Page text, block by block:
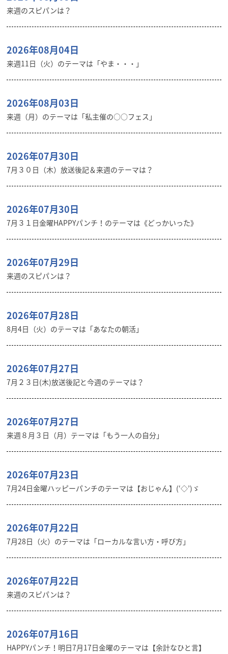
来週のスピパンは？
2026年08月04日
来週11日（火）のテーマは「やま・・・」
2026年08月03日
来週（月）のテーマは「私主催の○○フェス」
2026年07月30日
7月３０日（木）放送後記＆来週のテーマは？
2026年07月30日
7月３１日金曜HAPPYパンチ！のテーマは《どっかいった》
2026年07月29日
来週のスピパンは？
2026年07月28日
8月4日（火）のテーマは「あなたの朝活」
2026年07月27日
7月２３日(木)放送後記と今週のテーマは？
2026年07月27日
来週８月３日（月）テーマは「もう一人の自分」
2026年07月23日
7月24日金曜ハッピーパンチのテーマは【おじゃん】(‘◇’)ゞ
2026年07月22日
7月28日（火）のテーマは「ローカルな言い方・呼び方」
2026年07月22日
来週のスピパンは？
2026年07月16日
HAPPYパンチ！明日7月17日金曜のテーマは【余計なひと言】